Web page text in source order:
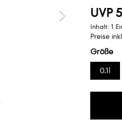
UVP
Inhalt: 1
Preise
Größe
0.1l